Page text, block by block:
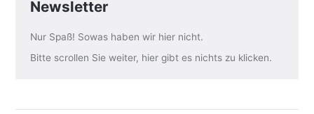
Newsletter
Nur Spaß! Sowas haben wir hier nicht.
Bitte scrollen Sie weiter, hier gibt es nichts zu klicken.